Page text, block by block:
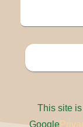
This site
Google